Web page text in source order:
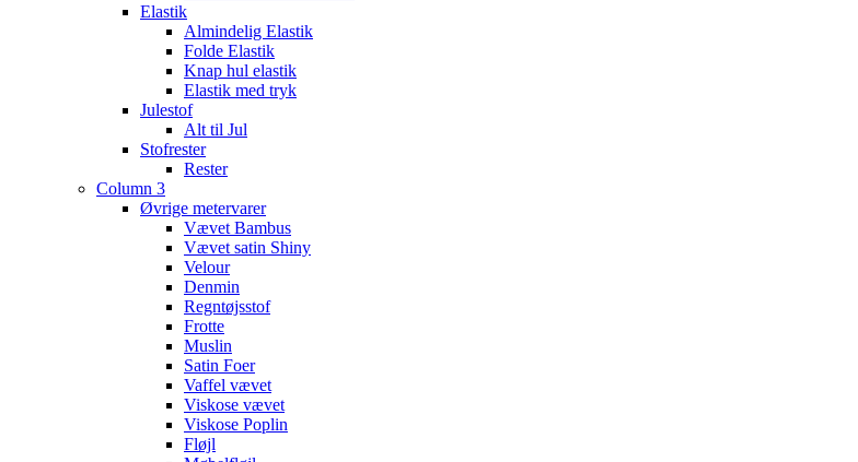
Elastik
Almindelig Elastik
Folde Elastik
Knap hul elastik
Elastik med tryk
Julestof
Alt til Jul
Stofrester
Rester
Column 3
Øvrige metervarer
Vævet Bambus
Vævet satin Shiny
Velour
Denmin
Regntøjsstof
Frotte
Muslin
Satin Foer
Vaffel vævet
Viskose vævet
Viskose Poplin
Fløjl